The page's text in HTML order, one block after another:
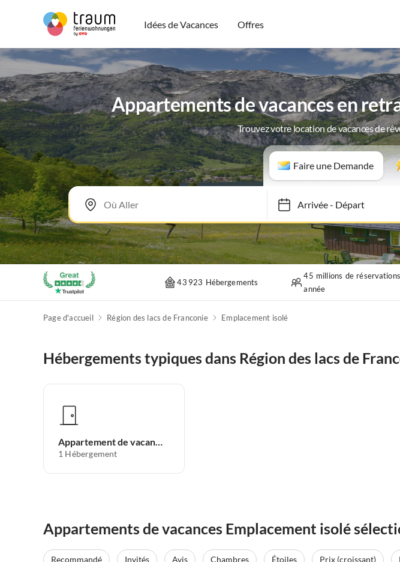
Idées de Vacances Offres
Appartements de vacances en
Trouvez votre location de vacances de
Faire une Demande
Arrivée-Départ
43 923 Hébergements
45 millions de
année
Page d'accueil Région des lacs de Franconie Emplacement isolé
Hébergements typiques dans Région des lacs de
Appartement de vacances
1 Hébergement
Appartements de vacances Emplacement isolé
Recommandé Invités Avis Chambres Étoiles Prix (croissant)